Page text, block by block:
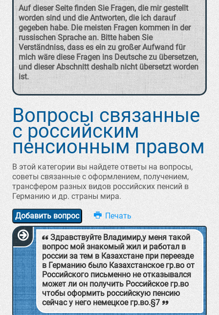
Auf dieser Seite finden Sie Fragen, die mir gestellt
worden sind und die Antworten, die ich darauf
gegeben habe. Die meisten Fragen kommen in der
russischen Sprache an. Bitte haben Sie
Verständniss, dass es ein zu großer Aufwand für
mich wäre diese Fragen ins Deutsche zu übersetzen,
und dieser Abschnitt deshalb nicht übersetzt worden
ist.
Вопросы связанные
с российским
пенсионным правом
В этой категории вы найдете ответы на вопросы,
советы связанные с оформлением, получением,
трансфером разных видов российских пенсий в
Германию и др. страны мира.
Добавить вопрос
Здравствуйте Владимир,у меня такой
вопрос мой знакомый жил и работал в
россии за тем в Казахстане при переезде
в Германию было Казахстанское гр.во от
Российского письменно не отказывался
может ли он получить Российское гр.во
чтобы оформить российскую пенсию
сейчас у него немецкое гр.во.§7